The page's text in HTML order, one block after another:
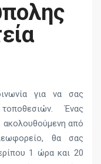
για να σας
Ένας
ακολουθούμενη από
θα σας
1 ώρα και 20